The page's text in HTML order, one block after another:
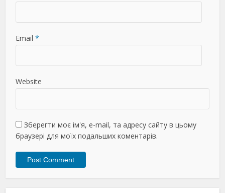
Email *
Website
Зберегти моє ім'я, e-mail, та адресу сайту в цьому
браузері для моїх подальших коментарів.